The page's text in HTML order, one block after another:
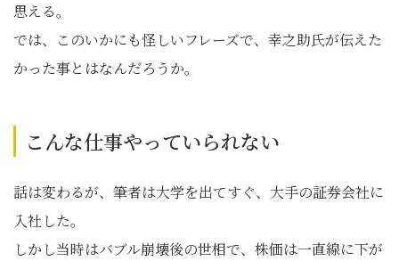
思える。
では、このいかにも怪しいフレーズで、幸之助氏が伝えた
かった事とはなんだろうか。
こんな仕事やっていられない
話は変わるが、筆者は大学を出てすぐ、大手の証券会社に
入社した。
しかし当時はバブル崩壊後の世相で、株価は一直線に下が